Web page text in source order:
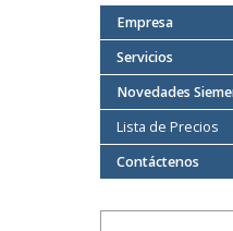
Empresa
Servicios
Novedades
Lista de Precios
Contáctenos